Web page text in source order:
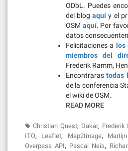
ODbL. Puedes
del blogaquíy el
OSM aquí. Por
datos
Felicitaciones a los
miembros del
Frederik Ramm,
Encontrarastodas
de la conferencia
el wiki de OSM.
READ MORE
Christian Quest, Dakar, Frederik
ITO, Leaflet, Map2Image,
Overpass API, Pascal Neis,